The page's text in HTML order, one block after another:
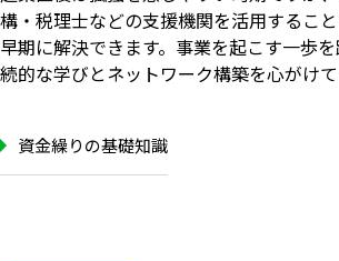
構・税理士などの支援機関を活用するこ
早期に解決できます。事業を起こす一歩
続的な学びとネットワーク構築を心がけて
資金繰りの基礎知識